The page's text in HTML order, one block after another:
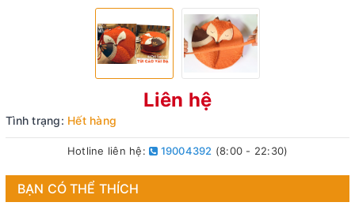
Liên hệ
Tình trạng: Hết hàng
Hotline liên hệ: 19004392 (8:00 - 22:30)
BẠN CÓ THỂ THÍCH